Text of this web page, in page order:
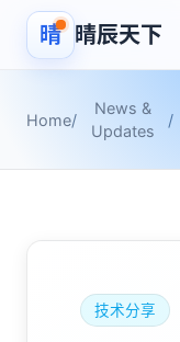
晴 晴辰天下
Home/
News &
Updates
/
技术分享